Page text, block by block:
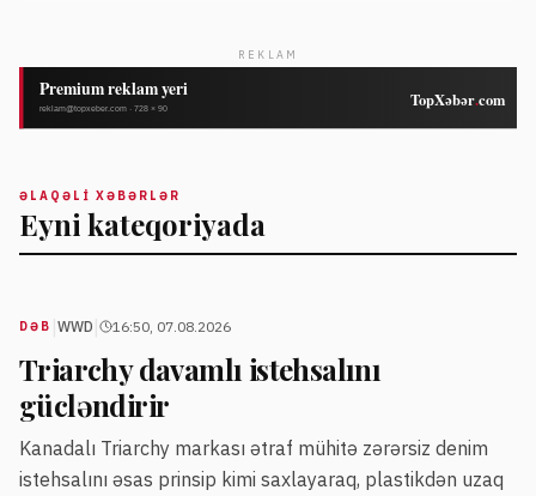
REKLAM
ƏLAQƏLI XƏBƏRLƏR
Eyni kateqoriyada
DƏB WWD 16:50, 07.08.2026
Triarchy davamlı istehsalını
gücləndirir
Kanadalı Triarchy markası ətraf mühitə zərərsiz denim
istehsalını əsas prinsip kimi saxlayaraq, plastikdən uzaq